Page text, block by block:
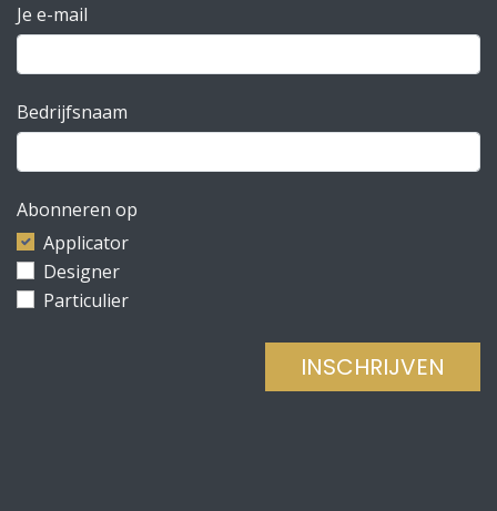
Je e-mail
Bedrijfsnaam
Abonneren op
Applicator
Designer
Particulier
INSCHRIJVEN